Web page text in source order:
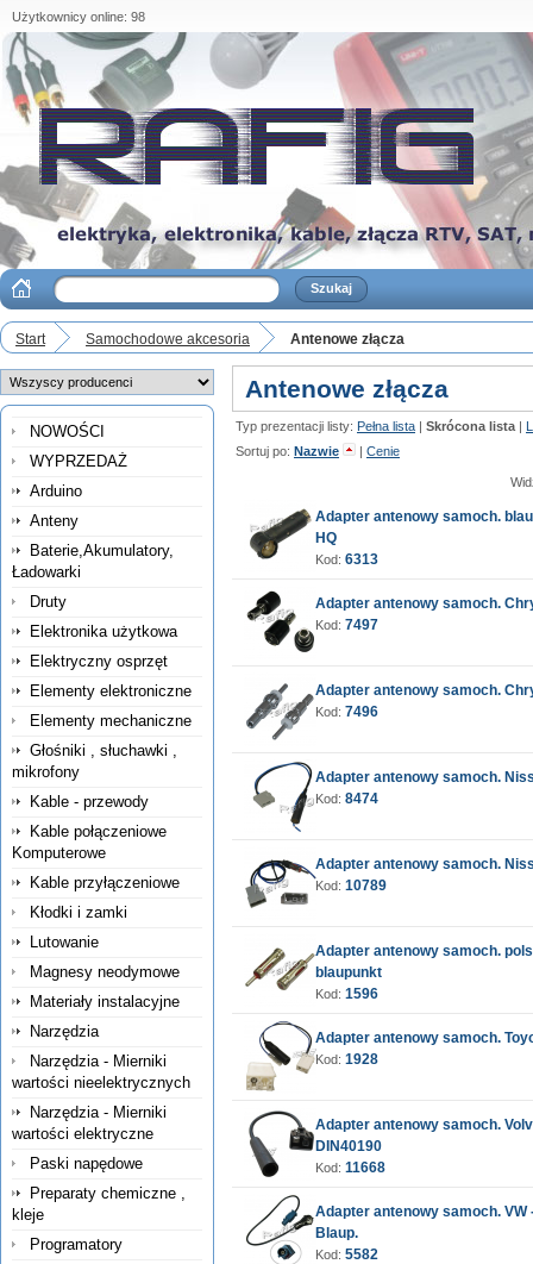
Użytkownicy online: 98
Start Samochodowe akcesoria Antenowe złącza
NOWOŚCI
WYPRZEDAŻ
Arduino
Anteny
Baterie,Akumulatory,
Ładowarki
Druty
Elektronika użytkowa
Elektryczny osprzęt
Elementy elektroniczne
Elementy mechaniczne
Głośniki , słuchawki ,
mikrofony
Kable - przewody
Kable połączeniowe
Komputerowe
Kable przyłączeniowe
Kłodki i zamki
Lutowanie
Magnesy neodymowe
Materiały instalacyjne
Narzędzia
Narzędzia - Mierniki
wartości nieelektrycznych
Narzędzia - Mierniki
wartości elektryczne
Paski napędowe
Preparaty chemiczne ,
kleje
Programatory
Antenowe złącza
Typ prezentacji listy: Pełna lista | Skrócona lista |
Sortuj po: Nazwie | Cenie
Adapter antenowy samoch.
HQ
Kod: 6313
Adapter antenowy samoch.
Kod: 7497
Adapter antenowy samoch.
Kod: 7496
Adapter antenowy samoch.
Kod: 8474
Adapter antenowy samoch.
Kod: 10789
Adapter antenowy samoch.
blaupunkt
Kod: 1596
Adapter antenowy samoch.
Kod: 1928
Adapter antenowy samoch.
DIN40190
Kod: 11668
Adapter antenowy samoch. VW
Blaup.
Kod: 5582